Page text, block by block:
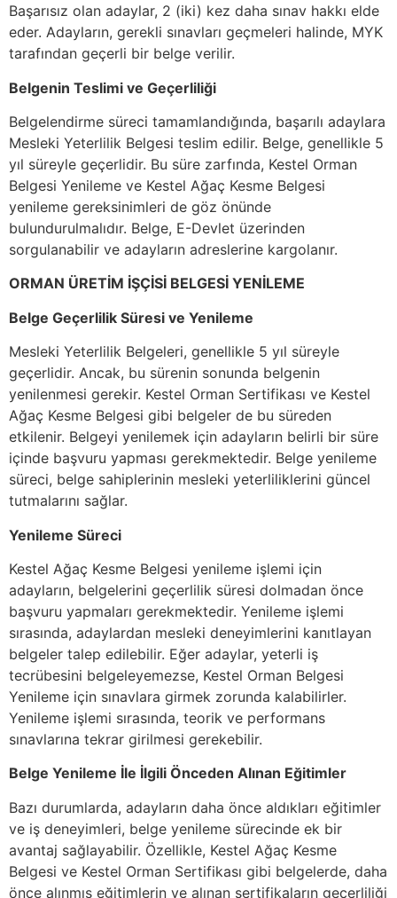
Başarısız olan adaylar, 2 (iki) kez daha sınav hakkı elde
eder. Adayların, gerekli sınavları geçmeleri halinde, MYK
tarafından geçerli bir belge verilir.
Belgenin Teslimi ve Geçerliliği
Belgelendirme süreci tamamlandığında, başarılı adaylara
Mesleki Yeterlilik Belgesi teslim edilir. Belge, genellikle 5
yıl süreyle geçerlidir. Bu süre zarfında, Kestel Orman
Belgesi Yenileme ve Kestel Ağaç Kesme Belgesi
yenileme gereksinimleri de göz önünde
bulundurulmalıdır. Belge, E-Devlet üzerinden
sorgulanabilir ve adayların adreslerine kargolanır.
ORMAN ÜRETİM İŞÇİSİ BELGESİ YENİLEME
Belge Geçerlilik Süresi ve Yenileme
Mesleki Yeterlilik Belgeleri, genellikle 5 yıl süreyle
geçerlidir. Ancak, bu sürenin sonunda belgenin
yenilenmesi gerekir. Kestel Orman Sertifikası ve Kestel
Ağaç Kesme Belgesi gibi belgeler de bu süreden
etkilenir. Belgeyi yenilemek için adayların belirli bir süre
içinde başvuru yapması gerekmektedir. Belge yenileme
süreci, belge sahiplerinin mesleki yeterliliklerini güncel
tutmalarını sağlar.
Yenileme Süreci
Kestel Ağaç Kesme Belgesi yenileme işlemi için
adayların, belgelerini geçerlilik süresi dolmadan önce
başvuru yapmaları gerekmektedir. Yenileme işlemi
sırasında, adaylardan mesleki deneyimlerini kanıtlayan
belgeler talep edilebilir. Eğer adaylar, yeterli iş
tecrübesini belgeleyemezse, Kestel Orman Belgesi
Yenileme için sınavlara girmek zorunda kalabilirler.
Yenileme işlemi sırasında, teorik ve performans
sınavlarına tekrar girilmesi gerekebilir.
Belge Yenileme İle İlgili Önceden Alınan Eğitimler
Bazı durumlarda, adayların daha önce aldıkları eğitimler
ve iş deneyimleri, belge yenileme sürecinde ek bir
avantaj sağlayabilir. Özellikle, Kestel Ağaç Kesme
Belgesi ve Kestel Orman Sertifikası gibi belgelerde, daha
önce alınmış eğitimlerin ve alınan sertifikaların geçerliliği